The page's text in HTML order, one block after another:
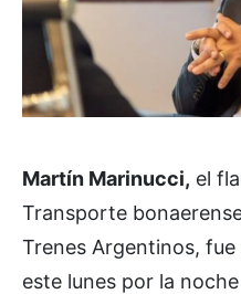
Martín Marinucci, el
Transporte
Trenes Argentinos, fue
este lunes por la